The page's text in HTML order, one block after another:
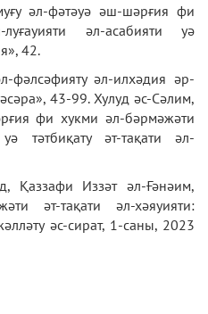
әл-фәтәуә әш-шәрғия фи
әл-асабияти уә
42.
фәлсәфияту әл-илхәдия әр-
43-99. Хулуд әс-Сәлим,
фи хукми әл-бәрмәжәти
тәтбиқату әт-тақати әл-
Иззәт әл-Ғәнәим,
әт-тақати әл-хәяуияти:
әс-сират, 1-саны, 2023